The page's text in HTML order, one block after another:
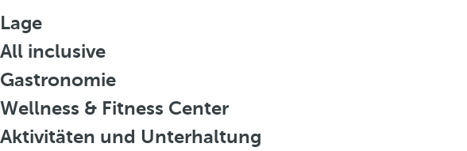
Lage
All inclusive
Gastronomie
Wellness & Fitness Center
Aktivitäten und Unterhaltung